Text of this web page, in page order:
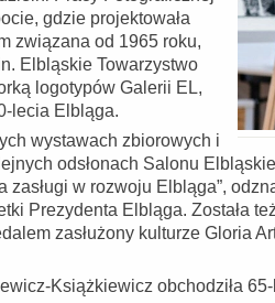
gdzie projektowała
związana od 1965 roku,
Elbląskie Towarzystwo
logotypów Galerii EL,
lecia Elbląga.
wystawach zbiorowych i
odsłonach Salonu
zasługi w rozwoju Elbląga”,
Prezydenta Elbląga. Została
zasłużony kulturze Gloria
Książkiewicz obchodziła